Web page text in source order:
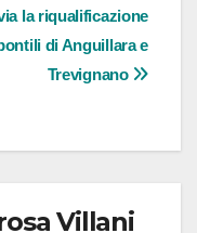
la riqualificazione
di Anguillara e
Trevignano
Villani